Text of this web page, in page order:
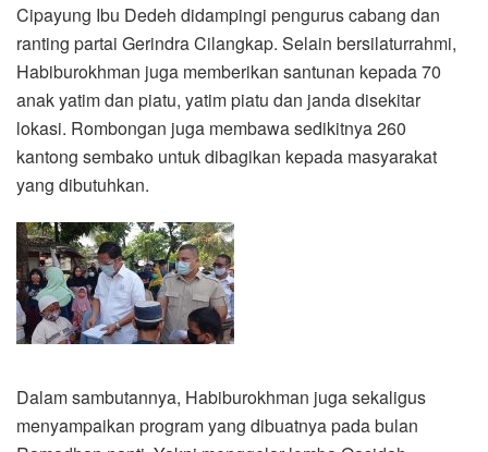
Cipayung Ibu Dedeh didampingi pengurus cabang dan
ranting partai Gerindra Cilangkap. Selain bersilaturrahmi,
Habiburokhman juga memberikan santunan kepada 70
anak yatim dan piatu, yatim piatu dan janda disekitar
lokasi. Rombongan juga membawa sedikitnya 260
kantong sembako untuk dibagikan kepada masyarakat
yang dibutuhkan.
Dalam sambutannya, Habiburokhman juga sekaligus
menyampaikan program yang dibuatnya pada bulan